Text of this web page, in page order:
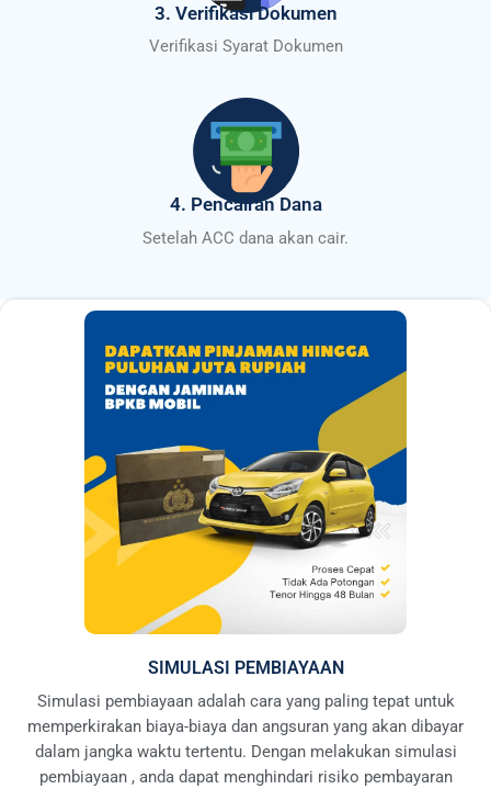
3. Verifikasi Dokumen
Verifikasi Syarat Dokumen
4. Pencairan Dana
Setelah ACC dana akan cair.
SIMULASI PEMBIAYAAN
Simulasi pembiayaan adalah cara yang paling tepat untuk
memperkirakan biaya-biaya dan angsuran yang akan dibayar
dalam jangka waktu tertentu. Dengan melakukan simulasi
pembiayaan , anda dapat menghindari risiko pembayaran